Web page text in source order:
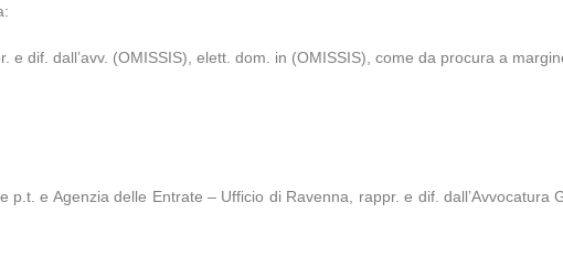
e dif. dall’avv. (OMISSIS), elett. dom. in (OMISSIS), come da procura a
p.t. e Agenzia delle Entrate – Ufficio di Ravenna, rappr. e dif.